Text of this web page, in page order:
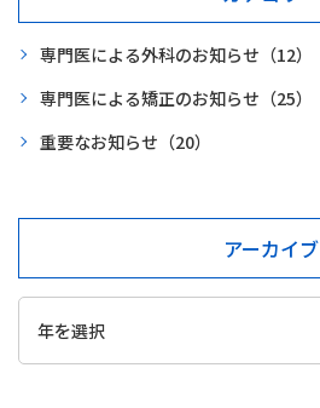
専門医による外科のお知らせ （12）
専門医による矯正のお知らせ （25）
重要なお知らせ （20）
アーカイブ